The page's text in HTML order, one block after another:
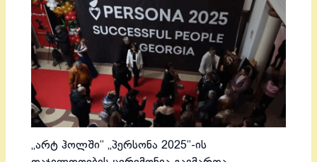
„არტ ჰოლში“ „პერსონა 2025“-ის